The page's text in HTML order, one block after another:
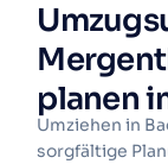
planen
Umziehen in
sorgfältige